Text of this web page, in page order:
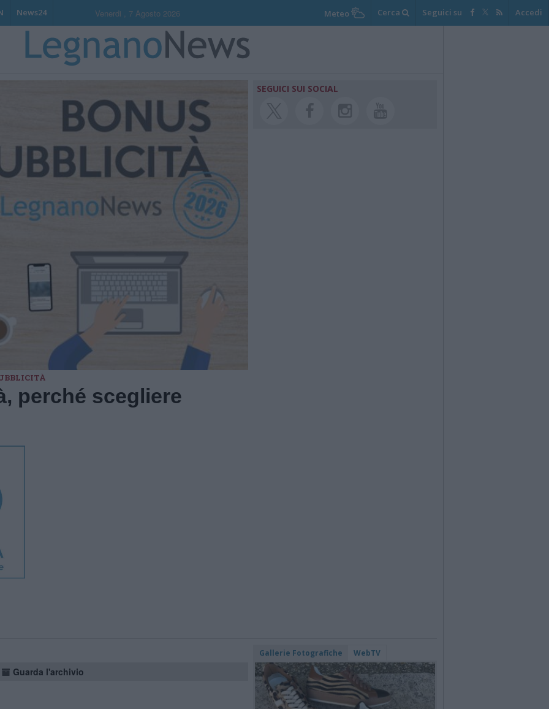
News24 Venerdi , 7 Agosto 2026 Meteo Cerca Seguici su Accedi
perché scegliere
SEGUICI SUI SOCIAL
Guarda l'archivio
Gallerie Fotografiche WebTV